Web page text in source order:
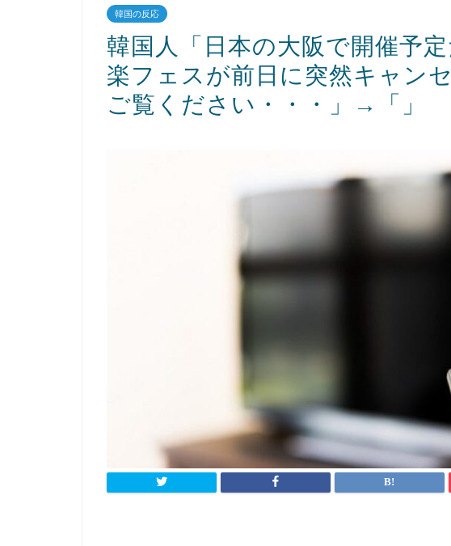
韓国の反応
韓国人「日本の大阪で開催予
楽フェスが前日に突然キャン
ご覧ください・・・」→「」